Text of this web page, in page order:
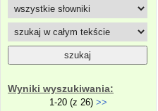
Wyniki wyszukiwania:
1-20 (z 26) >>